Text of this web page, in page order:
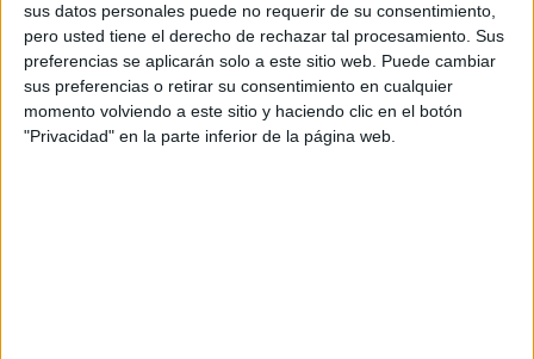
sus datos personales puede no requerir de su consentimiento,
pero usted tiene el derecho de rechazar tal procesamiento. Sus
preferencias se aplicarán solo a este sitio web. Puede cambiar
sus preferencias o retirar su consentimiento en cualquier
momento volviendo a este sitio y haciendo clic en el botón
"Privacidad" en la parte inferior de la página web.